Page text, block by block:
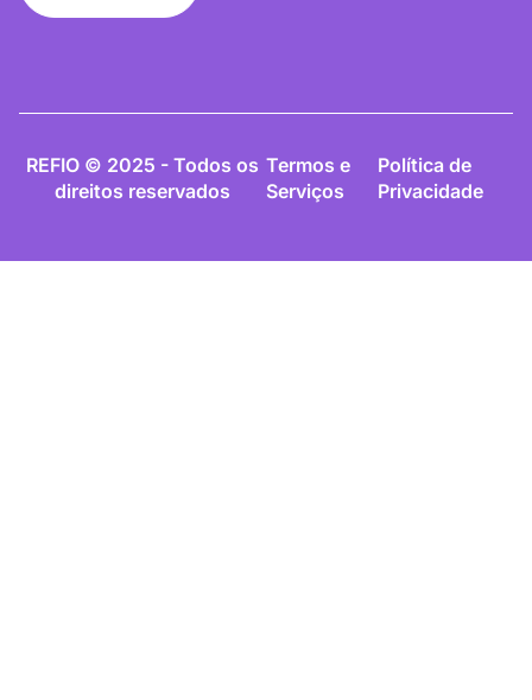
REFIO © 2025 - Todos os
direitos reservados
Termos e
Serviços
Política de
Privacidade